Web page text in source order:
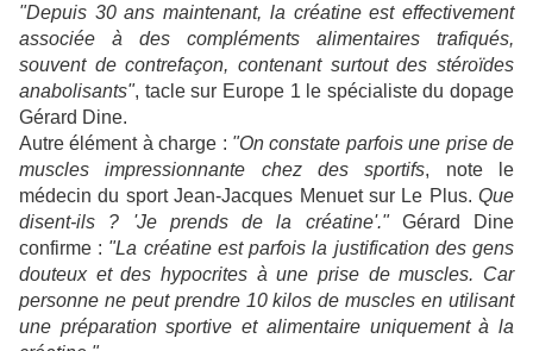
"Depuis 30 ans maintenant, la créatine est effectivement
associée à des compléments alimentaires trafiqués,
souvent de contrefaçon, contenant surtout des stéroïdes
anabolisants", tacle sur Europe 1 le spécialiste du dopage
Gérard Dine.
Autre élément à charge : "On constate parfois une prise de
muscles impressionnante chez des sportifs, note le
médecin du sport Jean-Jacques Menuet sur Le Plus. Que
disent-ils ? 'Je prends de la créatine'."Gérard Dine
confirme : "La créatine est parfois la justification des gens
douteux et des hypocrites à une prise de muscles. Car
personne ne peut prendre 10 kilos de muscles en utilisant
une préparation sportive et alimentaire uniquement à la